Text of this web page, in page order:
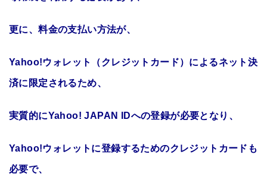
更に、料金の支払い方法が、
Yahoo!ウォレット（クレジットカード）によるネット決
済に限定されるため、
実質的にYahoo! JAPAN IDへの登録が必要となり、
Yahoo!ウォレットに登録するためのクレジットカードも
必要で、